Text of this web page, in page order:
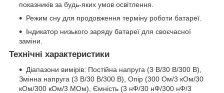
показників за будь-яких умов освітлення.
Режим сну для продовження терміну роботи батареї.
Індикатор низького заряду батареї для своєчасної
заміни.
Технічні характеристики
Діапазони вимірів: Постійна напруга (3 В/30 В/300 В),
Змінна напруга (3 В/30 В/300 В), Опір (300 Ом/3 кОм/30
кОм/300 кОм/3 МОм), Ємність (3 нФ/30 нФ/300 нФ/3